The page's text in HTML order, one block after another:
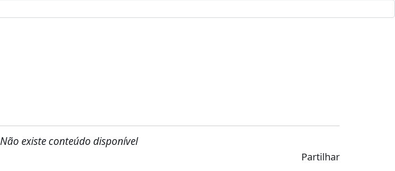
Não existe conteúdo disponível
Partilhar